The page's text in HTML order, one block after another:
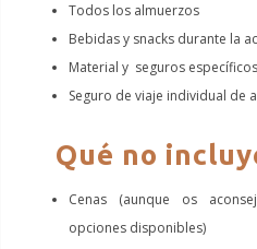
Todos los almuerzos
Bebidas y snacks durante la
Material y seguros
Seguro de viaje individual de
Qué no
Cenas (aunque os
opciones disponibles)